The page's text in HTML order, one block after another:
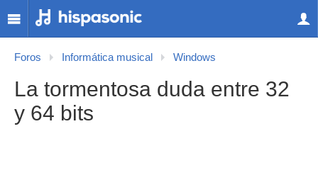
Foros Informática musical Windows
La tormentosa duda entre 32
y 64 bits